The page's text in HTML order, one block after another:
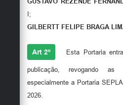
I;
GILBERTT FELIPE BRAGA
Art 2º Esta Portaria
publicação, revogando as
especialmente a Portaria
2026.